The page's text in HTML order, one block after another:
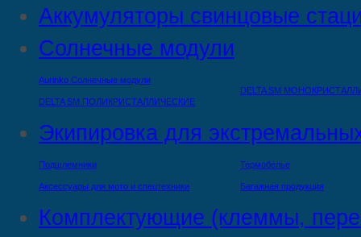
Аккумуляторы свинцовые
Солнечные модули
Aurinko Солнечные модули
DELTA SM ПОЛИКРИСТАЛЛИЧЕСКИЕ
DELTA SM
Экипировка для
Подшлемники
Аксессуары для мото и спецтехники
Термобелье
Багажная продукция
Комплектующие (клеммы,